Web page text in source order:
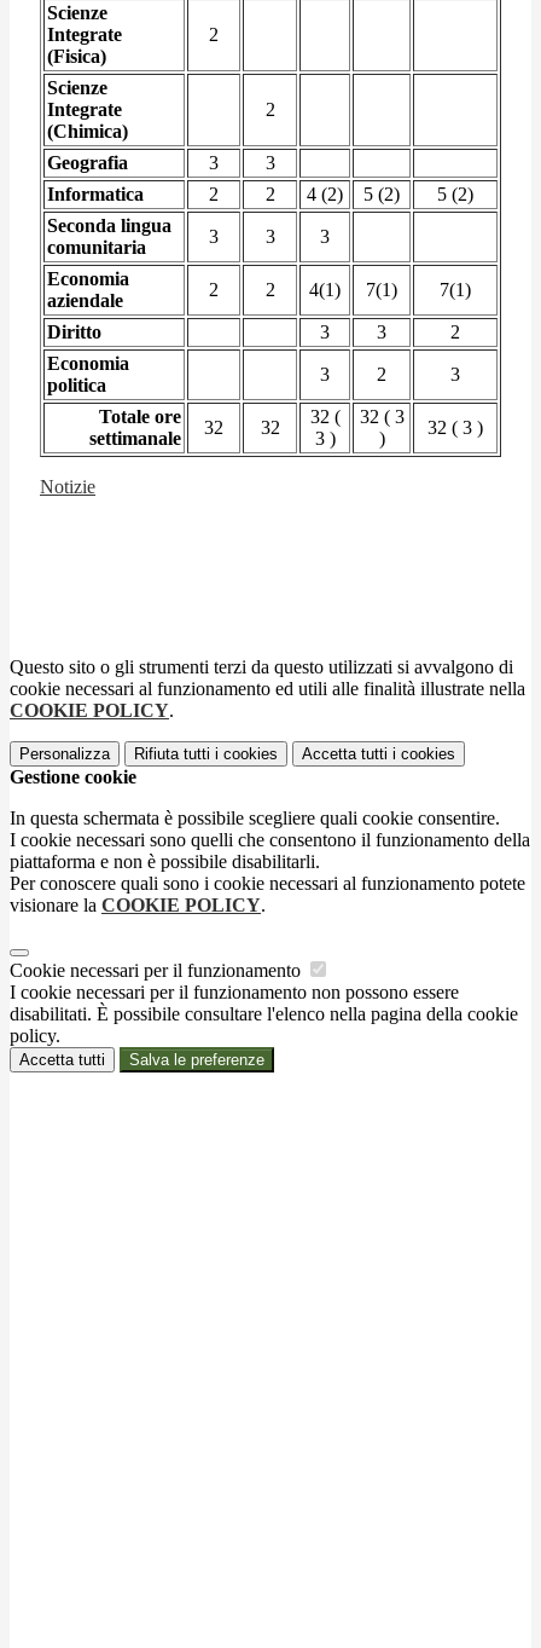
Scienze
Integrate
(Fisica)
2
Scienze
Integrate
(Chimica)
2
Geografia 3
3
Informatica
2 2 4 (2) 5 (2)
5 (2)
Seconda lingua
comunitaria
3 3 3
Economia
aziendale
2 2 4(1) 7(1) 7(1)
Diritto 3 3
2
Economia
politica
3 2 3
Totale ore
settimanale
32 32
32 (
3 )
32 ( 3
)
32 ( 3 )
Notizie
Questo sito o gli strumenti terzi da questo utilizzati si avvalgono di
cookie necessari al funzionamento ed utili alle finalità illustrate nella
COOKIE POLICY.
Personalizza Rifiuta tutti i cookies Accetta tutti i cookies
Gestione cookie
In questa schermata è possibile scegliere quali cookie consentire.
I cookie necessari sono quelli che consentono il funzionamento della
piattaforma e non è possibile disabilitarli.
Per conoscere quali sono i cookie necessari al funzionamento potete
visionare la COOKIE POLICY.
Cookie necessari per il funzionamento
I cookie necessari per il funzionamento non possono essere
disabilitati. È possibile consultare l'elenco nella pagina della cookie
policy.
Accetta tutti Salva le preferenze